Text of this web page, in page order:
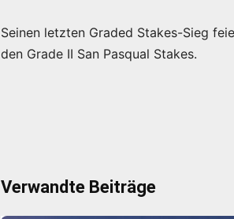
Seinen letzten Graded Stakes-Sieg
den Grade II San Pasqual Stakes.
Verwandte Beiträge